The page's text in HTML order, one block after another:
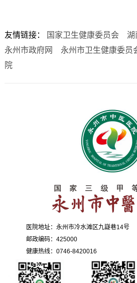
友情链接： 国家卫生健康委员会
湖
永州市政府网
永州市卫生健康委员
院
医院地址：永州市冷水滩区九嶷巷14号
邮政编码：425000
健康热线：0746-8420016